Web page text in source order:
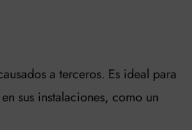
a terceros. Es ideal para
sus instalaciones, como un